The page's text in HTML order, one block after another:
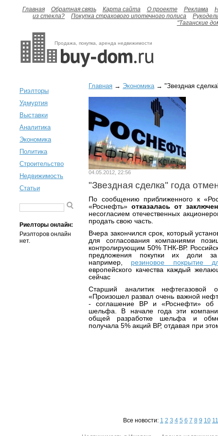
Главная Обратная связь Карта сайта О проекте Реклама
из стекла?
Покупка страхового ипотечного полиса
"Таганские
Продажа, покупка, аренда недвижимости
Риэлторы
Удмуртия
Выставки
Аналитика
Экономика
Политика
Строительство
Недвижимость
Статьи
Риелторы онлайн:
Риэлторов онлайн
нет.
Главная → Экономика→ "Звездная
04.05.2012, 22:56
"Звездная сделка" года
По сообщению приближенного к
«Роснефть» отказалась от
несогласием отечественных
продать свою часть.
Вчера закончился срок, который
для согласования компаниями
контролирующим 50% ТНК-ВР.
предложения покупки их доли
например, резиновое покрытие
европейского качества каждый
сейчас
Старший аналитик нефтегазовой
«Произошел развал очень важной
- соглашение ВР и «Роснефти» об
шельфа. В начале года эти
общей разработке шельфа и
получала 5% акций ВР, отдавая при
Все новости: 1 2 3 4 5 6 7 8 9 10 11